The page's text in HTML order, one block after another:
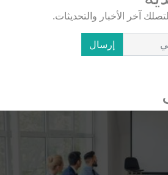
آخر الأخبار والتحديثات.
إرسال